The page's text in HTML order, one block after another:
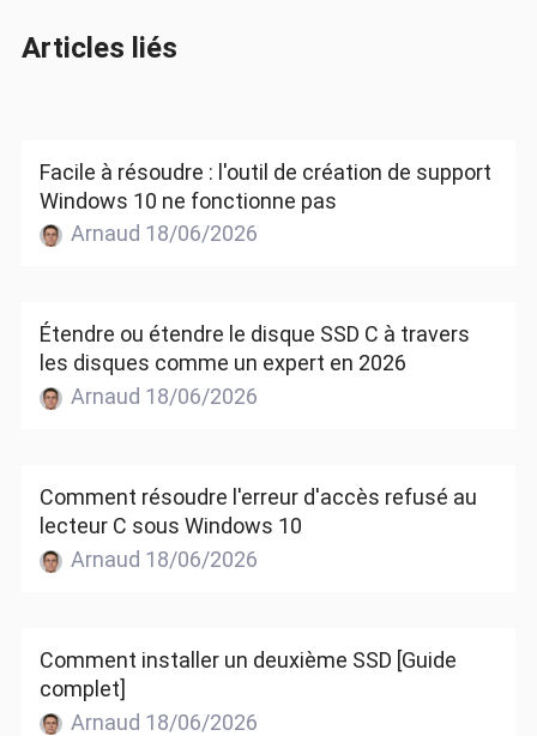
Articles liés
Facile à résoudre : l'outil de création de support
Windows 10 ne fonctionne pas
Arnaud 18/06/2026
Étendre ou étendre le disque SSD C à travers
les disques comme un expert en 2026
Arnaud 18/06/2026
Comment résoudre l'erreur d'accès refusé au
lecteur C sous Windows 10
Arnaud 18/06/2026
Comment installer un deuxième SSD [Guide
complet]
Arnaud 18/06/2026